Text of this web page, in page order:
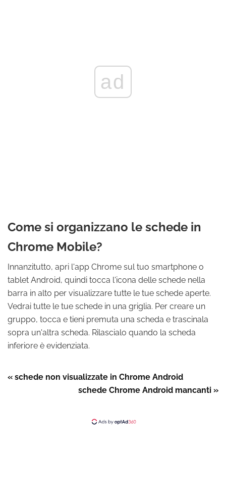
ad
Come si organizzano le schede in
Chrome Mobile?
Innanzitutto, apri l'app Chrome sul tuo smartphone o
tablet Android, quindi tocca l'icona delle schede nella
barra in alto per visualizzare tutte le tue schede aperte.
Vedrai tutte le tue schede in una griglia. Per creare un
gruppo, tocca e tieni premuta una scheda e trascinala
sopra un'altra scheda. Rilascialo quando la scheda
inferiore è evidenziata.
« schede non visualizzate in Chrome Android
schede Chrome Android mancanti »